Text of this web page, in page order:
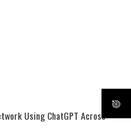
Using ChatGPT Across